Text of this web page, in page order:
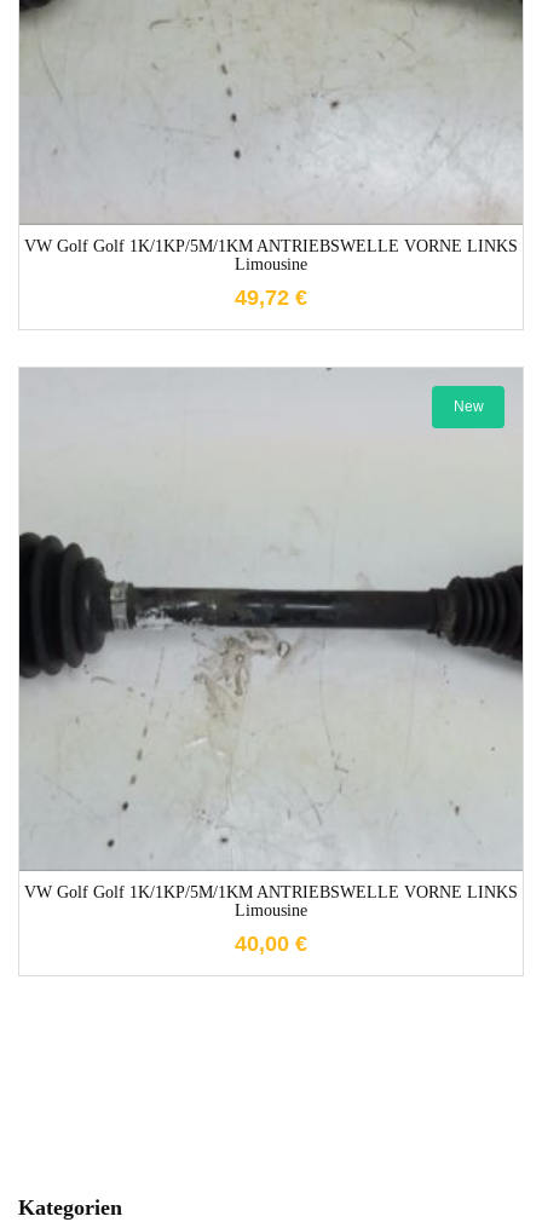
Kategorien
VW Golf Golf 1K/1KP/5M/1KM ANTRIEBSWELLE VORNE LINKS
Limousine
49,72 €
New
VW Golf Golf 1K/1KP/5M/1KM ANTRIEBSWELLE VORNE LINKS
Limousine
40,00 €
1-3 Werktage